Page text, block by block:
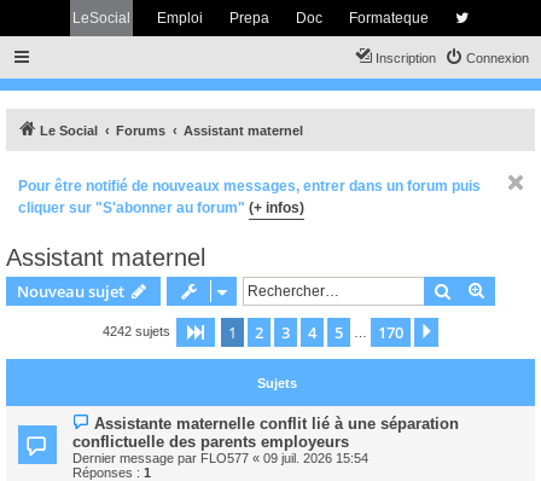
LeSocial Emploi Prepa Doc Formateque
Connexion
Inscription
Le Social Forums Assistant maternel
Pour être notifié de nouveaux messages, entrer dans un forum puis
cliquer sur "S'abonner au forum" (+ infos)
Assistant maternel
Nouveau sujet Rechercher
4242 sujets Page 1sur170
1 2 3 4 5 170
Sujets
Assistante maternelle conflit lié à une séparation
conflictuelle des parents employeurs
Dernier message par FLO577 « 09 juil. 2026 15:54
Réponses : 1